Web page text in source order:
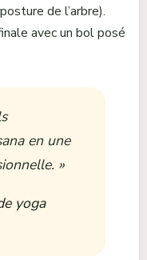
de l’arbre).
avec un bol posé
en une
»
yoga